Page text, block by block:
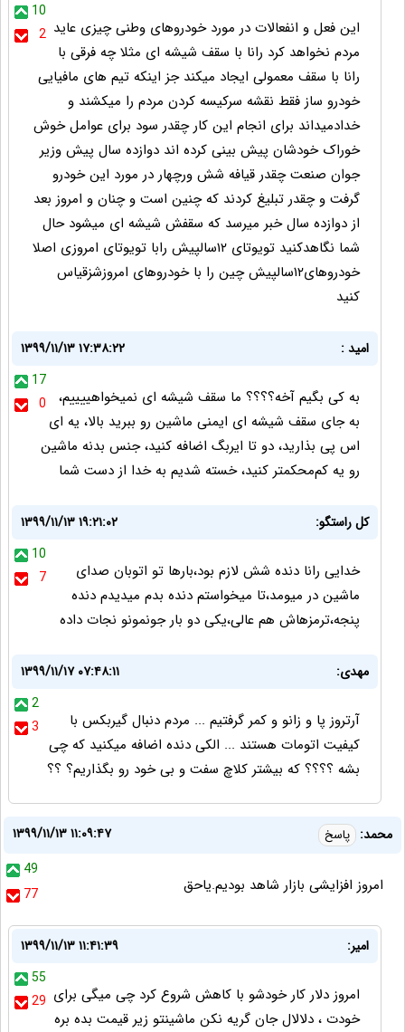
10
2 این فعل و انفعالات در مورد خودروهای وطنی چیزی عاید
مردم نخواهد کرد رانا با سقف شیشه ای مثلا چه فرقی با
رانا با سقف معمولی ایجاد میکند جز اینکه تیم های مافیایی
خودرو ساز فقط نقشه سرکیسه کردن مردم را میکشند و
خدادمیداند برای انجام این کار چقدر سود برای عوامل خوش
خوراک خودشان پیش بینی کرده اند دوازده سال پیش وزیر
جوان صنعت چقدر قیافه شش ورچهار در مورد این خودرو
گرفت و چقدر تبلیغ کردند که چنین است و چنان و امروز بعد
از دوازده سال خبر میرسد که سقفش شیشه ای میشود حال
شما نگاهدکنید تویوتای ۱۲سالپیش رابا تویوتای امروزی اصلا
خودروهای۱۲سالپیش چین را با خودروهای امروزشزقیاس
کنید
امید :
۱۳۹۹/۱۱/۱۳ ۱۷:۳۸:۲۲
17
0
به کی بگیم آخه؟؟؟؟ ما سقف شیشه ای‌‌ نمیخواهییییم،
به جای سقف شیشه ای ایمنی ماشین رو‌ ببرید بالا، یه ای
اس پی بذارید، دو‌ تا ایربگ اضافه کنید، جنس بدنه ماشین
رو یه کم‌محکمتر کنید، خسته شدیم به خدا از دست شما
کل راستگو:
۱۳۹۹/۱۱/۱۳ ۱۹:۲۱:۰۲
10
7
خدایی رانا دنده شش لازم بود،بارها تو اتوبان صدای
ماشین در میومد،تا میخواستم دنده بدم میدیدم دنده
پنجه،ترمزهاش هم عالی،یکی دو بار جونمونو نجات داده
مهدی:
۱۳۹۹/۱۱/۱۷ ۰۷:۴۸:۱۱
2
3
آرتروز پا و زانو و کمر گرفتیم ... مردم دنبال گیربکس با
کیفیت اتومات هستند ... الکی دنده اضافه میکنید که چی
بشه ؟؟؟؟ که بیشتر کلاچ سفت و بی خود رو بگذاریم؟ ؟؟
محمد: پاسخ
۱۳۹۹/۱۱/۱۳ ۱۱:۰۹:۴۷
49
77
امروز افزایشی بازار شاهد بودیم.یاحق
امیر:
۱۳۹۹/۱۱/۱۳ ۱۱:۴۱:۳۹
55
29 امروز دلار کار خودشو با کاهش شروع کرد چی میگی برای
خودت ، دلالال جان گریه نکن ماشینتو زیر قیمت بده بره